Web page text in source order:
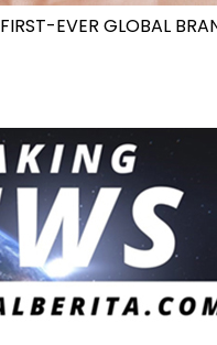
EVER GLOBAL